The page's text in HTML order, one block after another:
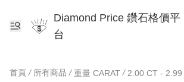
Diamond Price 鑽石格價平
台
首頁 / 所有商品 / 重量 CARAT / 2.00 CT - 2.99